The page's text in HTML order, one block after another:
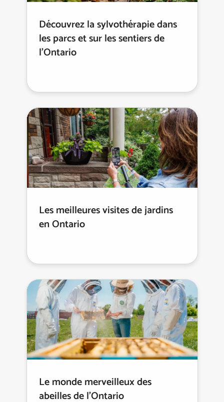
Découvrez la sylvothérapie dans
les parcs et sur les sentiers de
l’Ontario
Les meilleures visites de jardins
en Ontario
Le monde merveilleux des
abeilles de l’Ontario